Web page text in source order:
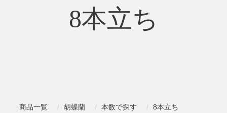
8本立ち
商品一覧 胡蝶蘭 本数で探す 8本立ち